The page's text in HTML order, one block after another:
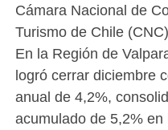
Cámara Nacional de
Turismo de Chile
En la Región de
logró cerrar diciembre
anual de 4,2%,
acumulado de 5,2%